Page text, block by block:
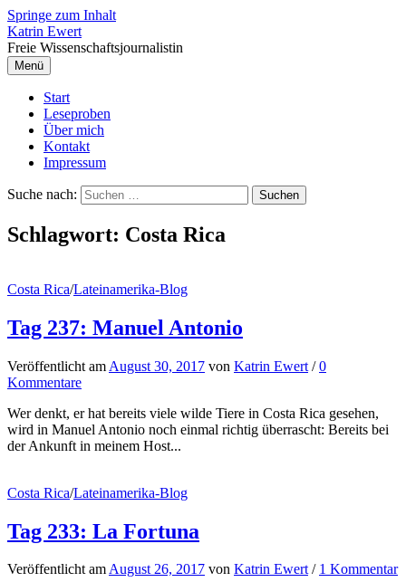
Springe zum Inhalt
Katrin Ewert
Freie Wissenschaftsjournalistin
Menü
Start
Leseproben
Über mich
Kontakt
Impressum
Suche nach:
Schlagwort: Costa Rica
Costa Rica/Lateinamerika-Blog
Tag 237: Manuel Antonio
Veröffentlicht am August 30, 2017 von Katrin Ewert /0
Kommentare
Wer denkt, er hat bereits viele wilde Tiere in Costa Rica gesehen,
wird in Manuel Antonio noch einmal richtig überrascht: Bereits bei
der Ankunft in meinem Host...
Costa Rica/Lateinamerika-Blog
Tag 233: La Fortuna
VeröffentlichtamAugust 26, 2017 von Katrin Ewert / 1 Kommentar